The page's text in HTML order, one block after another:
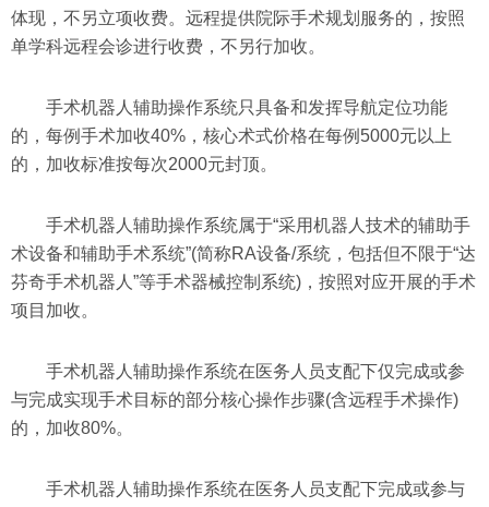
体现，不另立项收费。远程提供院际手术规划服务的，按照
单学科远程会诊进行收费，不另行加收。
手术机器人辅助操作系统只具备和发挥导航定位功能
的，每例手术加收40%，核心术式价格在每例5000元以上
的，加收标准按每次2000元封顶。
手术机器人辅助操作系统属于“采用机器人技术的辅助手
术设备和辅助手术系统”(简称RA设备/系统，包括但不限于“达
芬奇手术机器人”等手术器械控制系统)，按照对应开展的手术
项目加收。
手术机器人辅助操作系统在医务人员支配下仅完成或参
与完成实现手术目标的部分核心操作步骤(含远程手术操作)
的，加收80%。
手术机器人辅助操作系统在医务人员支配下完成或参与